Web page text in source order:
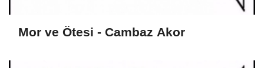
Mor ve Ötesi - Cambaz Akor